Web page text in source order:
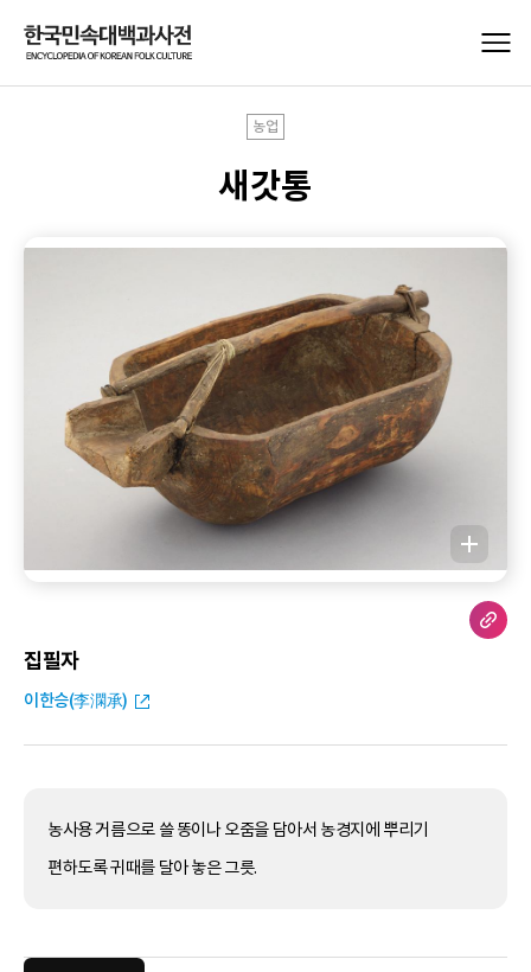
농업
새갓통
집필자
이한승(李澖承)
농사용 거름으로 쓸 똥이나 오줌을 담아서 농경지에 뿌리기
편하도록 귀때를 달아 놓은 그릇.